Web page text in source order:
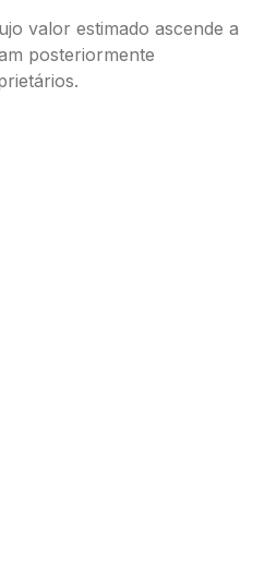
valor estimado ascende a
posteriormente